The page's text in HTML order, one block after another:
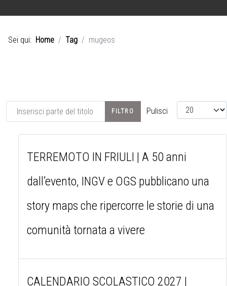
Sei qui: Home Tag mugeos
Inserisci parte del titolo FILTRO Pulisci Visualizza #
TERREMOTO IN FRIULI | A 50 anni
dall’evento, INGV e OGS pubblicano una
story maps che ripercorre le storie di una
comunità tornata a vivere
CALENDARIO SCOLASTICO 2027 |